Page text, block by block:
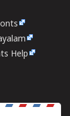
Help